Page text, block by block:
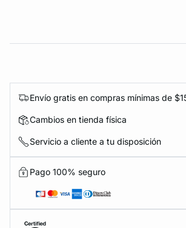
Envío gratis en compras mínimas de
Cambios en tienda física
Servicio a cliente a tu disposición
Pago 100% seguro